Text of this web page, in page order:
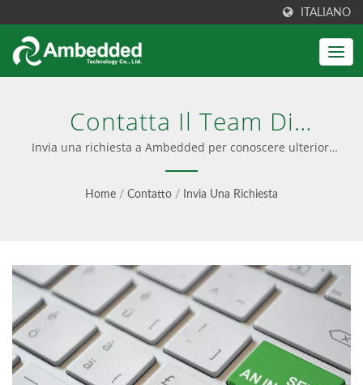
ITALIANO
Contatta Il Team Di
Ambedded Per Ulteriori
Informazioni Sul Supporto
Ridotto - Ambedded
Invia una richiesta a Ambedded per conoscere ulteriori
dettagli sulla soluzione ceph. | Appliance di archiviazione
Ceph per aziende
Home / Contatto / Invia Una Richiesta